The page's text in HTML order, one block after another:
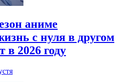
аниме
с нуля в другом
в 2026 году